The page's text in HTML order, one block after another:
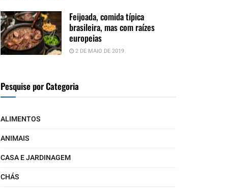
Feijoada, comida típica
brasileira, mas com raízes
europeias
2 DE MAIO DE 2019
Pesquise por Categoria
ALIMENTOS
ANIMAIS
CASA E JARDINAGEM
CHÁS